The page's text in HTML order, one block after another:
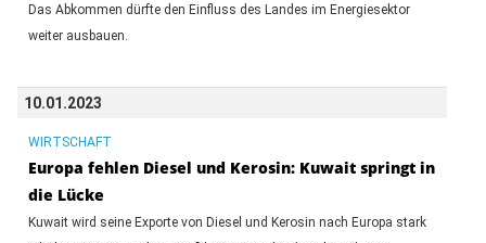
Das Abkommen dürfte den Einfluss des Landes im Energiesektor
weiter ausbauen.
10.01.2023
WIRTSCHAFT
Europa fehlen Diesel und Kerosin: Kuwait springt in
die Lücke
Kuwait wird seine Exporte von Diesel und Kerosin nach Europa stark